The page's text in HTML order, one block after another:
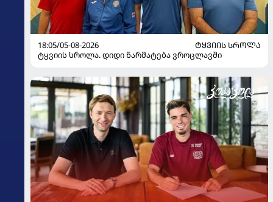
18:05/05-08-2026
ᲢᲧᲕᲘᲘᲡ ᲡᲠᲝᲚᲐ
ტყვიის სროლა. დიდი წარმატება ვროცლავში